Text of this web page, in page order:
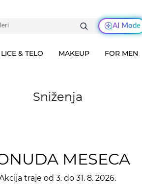
AI Mode
LICE & TELO MAKEUP FOR MEN
Sniženja
MESECA
traje od 3. do 31. 8. 2026.